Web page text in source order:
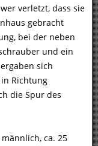
verletzt, dass sie
gebracht
bei der neben
und ein
sich
Richtung
die Spur des
ca. 25